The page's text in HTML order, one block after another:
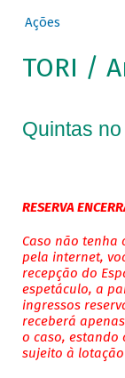
Ações
TORI /
Quintas
RESERVA
Caso não tenha
pela internet,
recepção do
espetáculo, a
ingressos
receberá
o caso, estando
sujeito à